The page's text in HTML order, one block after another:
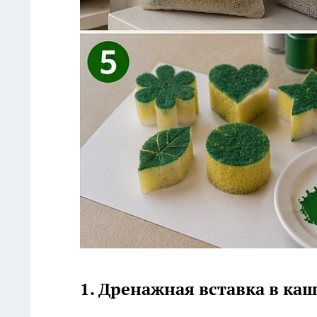
1. Дренажная вставка в